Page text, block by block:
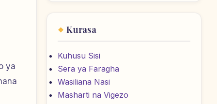
ya
Kurasa
Kuhusu Sisi
Sera ya Faragha
Wasiliana Nasi
Masharti na Vigezo